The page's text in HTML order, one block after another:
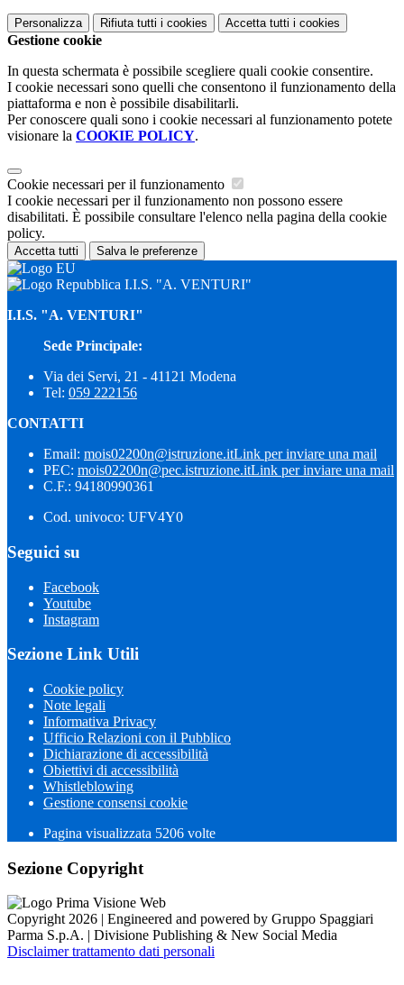
Personalizza Rifiuta tutti i cookies Accetta tutti i cookies
Gestione cookie
In questa schermata è possibile scegliere quali cookie consentire.
I cookie necessari sono quelli che consentono il funzionamento della
piattaforma e non è possibile disabilitarli.
Per conoscere quali sono i cookie necessari al funzionamento potete
visionare la COOKIE POLICY.
Cookie necessari per il funzionamento
I cookie necessari per il funzionamento non possono essere
disabilitati. È possibile consultare l'elenco nella pagina della cookie
policy.
Accetta tutti Salva le preferenze
I.I.S. "A. VENTURI"
I.I.S. "A. VENTURI"
Sede Principale:
Via dei Servi, 21 - 41121 Modena
Tel: 059 222156
CONTATTI
Email: mois02200n@istruzione.itLink per inviare una mail
PEC: mois02200n@pec.istruzione.itLink per inviare una mail
C.F.: 94180990361
Cod. univoco: UFV4Y0
Seguici su
Facebook
Youtube
Instagram
Sezione Link Utili
Cookie policy
Note legali
Informativa Privacy
Ufficio Relazioni con il Pubblico
Dichiarazione di accessibilità
Obiettivi di accessibilità
Whistleblowing
Gestione consensi cookie
Pagina visualizzata 5206 volte
Sezione Copyright
Copyright 2026 | Engineered and powered by Gruppo Spaggiari
Parma S.p.A. | Divisione Publishing & New Social Media
Disclaimer trattamento dati personali